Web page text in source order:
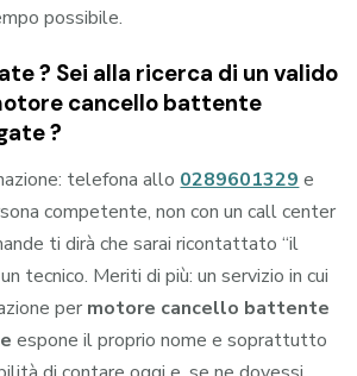
possibile.
? Sei alla ricerca di un valido
cancello battente
?
telefona allo 0289601329 e
competente, non con un call center
ti dirà che sarai ricontattato “il
tecnico. Meriti di più: un servizio in cui
per motore cancello battente
espone il proprio nome e soprattutto